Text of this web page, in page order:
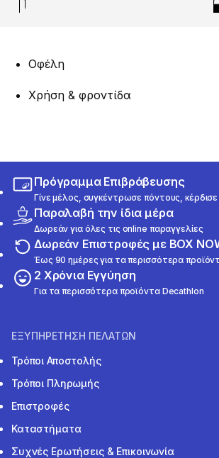
Οφέλη
Χρήση & φροντίδα
Πρόγραμμα Επιβράβευσης
Γίνε μέλος, συγκέντρωσε πόντους,
Παραλαβή την ίδια μέρα
Δωρεάν για όλες τις online παραγγελίες
Δωρεάν Επιστροφές με BOX
Έως 90 ημέρες για τα περισσότερα
2 Χρόνια Εγγύηση
Για τα περισσότερα προϊόντα Decathlon
ΕΞΥΠΗΡΕΤΗΣΗ ΠΕΛΑΤΩΝ
Τρόποι Αποστολής
Τρόποι Πληρωμής
Επιστροφές
Καταστήματα
Συχνές Ερωτήσεις & Επικοινωνία